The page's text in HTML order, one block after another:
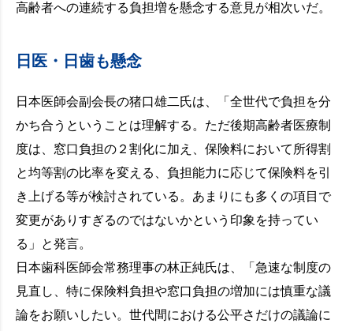
高齢者への連続する負担増を懸念する意見が相次いだ。
日医・日歯も懸念
日本医師会副会長の猪口雄二氏は、「全世代で負担を分
かち合うということは理解する。ただ後期高齢者医療制
度は、窓口負担の２割化に加え、保険料において所得割
と均等割の比率を変える、負担能力に応じて保険料を引
き上げる等が検討されている。あまりにも多くの項目で
変更がありすぎるのではないかという印象を持ってい
る」と発言。
日本歯科医師会常務理事の林正純氏は、「急速な制度の
見直し、特に保険料負担や窓口負担の増加には慎重な議
論をお願いしたい。世代間における公平さだけの議論に